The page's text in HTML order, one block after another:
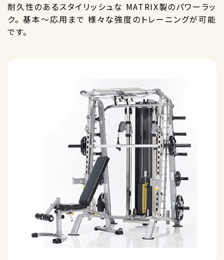
耐久性のあるスタイリッシュな MATRIX製のパワーラッ
ク。 基本～応用まで 様々な強度のトレーニングが可能
です。